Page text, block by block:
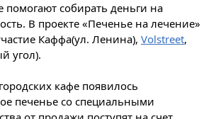
помогают собирать деньги на
В проекте «Печенье на лечение»
Каффа(ул. Ленина), Volstreet,
угол).
кафе появилось
печенье со специальными